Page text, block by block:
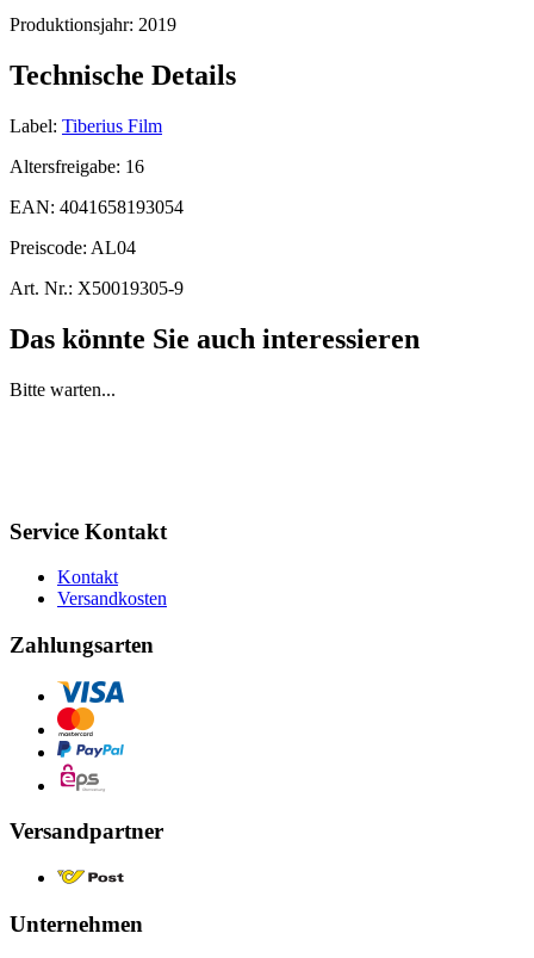
Produktionsjahr: 2019
Technische Details
Label: Tiberius Film
Altersfreigabe: 16
EAN: 4041658193054
Preiscode: AL04
Art. Nr.: X50019305-9
Das könnte Sie auch interessieren
Bitte warten...
Service Kontakt
Kontakt
Versandkosten
Zahlungsarten
Versandpartner
Unternehmen